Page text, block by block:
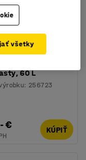
60 L
: 256723
€ KÚPIŤ
všetky